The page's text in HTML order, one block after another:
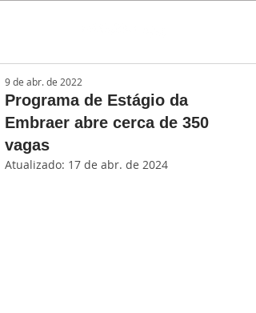
Programa de Estágio da
Embraer abre cerca de 350
vagas
9 de abr. de 2022
Atualizado: 17 de abr. de 2024